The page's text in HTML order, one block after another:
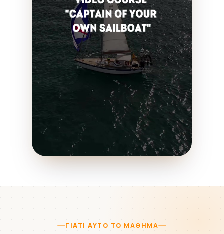
ΓΙΑΤΊ ΑΥΤΌ ΤΟ ΜΆΘΗΜΑ